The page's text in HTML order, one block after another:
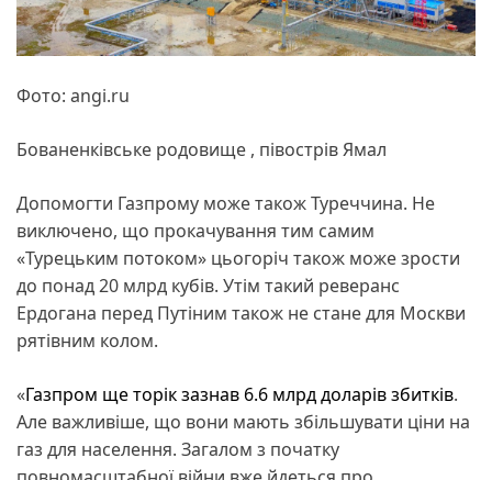
Фото: angi.ru
Бованенківське родовище , півострів Ямал
Допомогти Газпрому може також Туреччина. Не
виключено, що прокачування тим самим
«Турецьким потоком» цьогоріч також може зрости
до понад 20 млрд кубів. Утім такий реверанс
Ердогана перед Путіним також не стане для Москви
рятівним колом.
«Газпром ще торік зазнав 6.6 млрд доларівзбитків.
Але важливіше, що вони мають збільшувати ціни на
газ для населення. Загалом з початку